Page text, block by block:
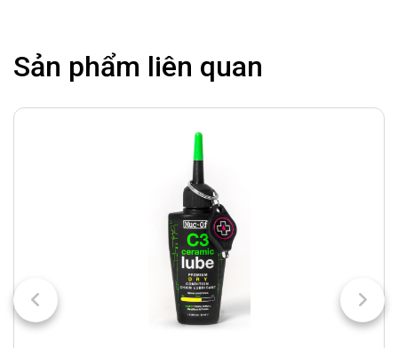
Sản phẩm liên quan